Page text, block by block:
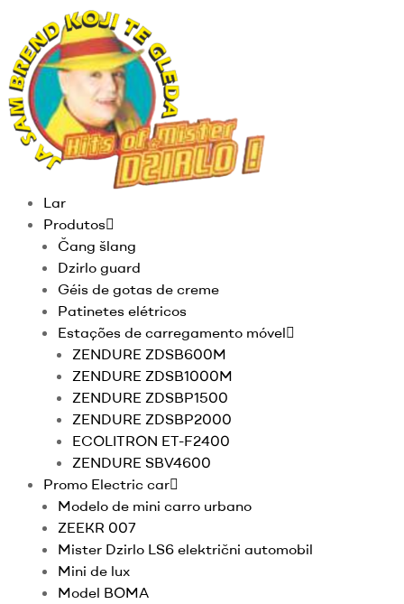
Lar
Produtos
Čang šlang
Dzirlo guard
Géis de gotas de creme
Patinetes elétricos
Estações de carregamento móvel
ZENDURE ZDSB600M
ZENDURE ZDSB1000M
ZENDURE ZDSBP1500
ZENDURE ZDSBP2000
ECOLITRON ET-F2400
ZENDURE SBV4600
Promo Electric car
Modelo de mini carro urbano
ZEEKR 007
Mister Dzirlo LS6 električni automobil
Mini de lux
Model BOMA